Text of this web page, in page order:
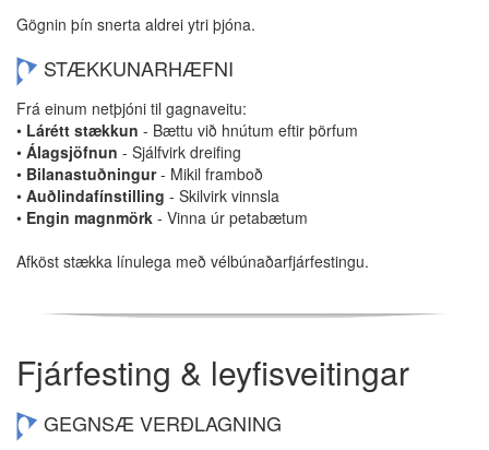
Gögnin þín snerta aldrei ytri þjóna.
STÆKKUNARHÆFNI
Frá einum netþjóni til gagnaveitu:
• Lárétt stækkun - Bættu við hnútum eftir þörfum
• Álagsjöfnun - Sjálfvirk dreifing
• Bilanastuðningur- Mikil framboð
• Auðlindafínstilling - Skilvirk vinnsla
• Engin magnmörk - Vinna úr petabætum
Afköst stækka línulega með vélbúnaðarfjárfestingu.
Fjárfesting & leyfisveitingar
GEGNSÆ VERÐLAGNING